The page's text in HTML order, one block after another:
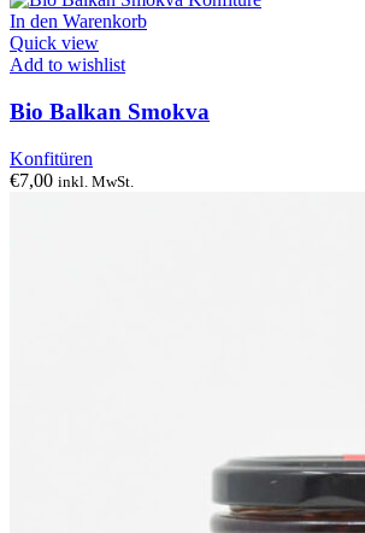
In den Warenkorb
Quick view
Add to wishlist
Bio Balkan Smokva
Konfitüren
€7,00 inkl. MwSt.